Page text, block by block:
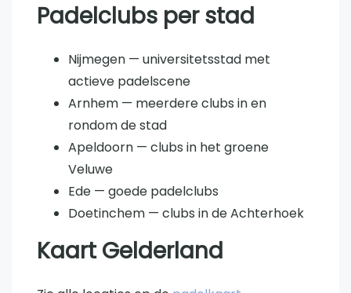
Padelclubs per stad
Nijmegen — universitetsstad met
actieve padelscene
Arnhem — meerdere clubs in en
rondom de stad
Apeldoorn — clubs in het groene
Veluwe
Ede — goede padelclubs
Doetinchem — clubs in de Achterhoek
Kaart Gelderland